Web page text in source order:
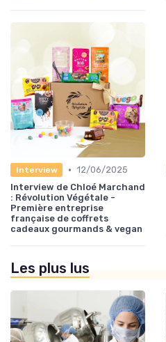
Interview • 12/06/2025
Interview de Chloé Marchand
: Révolution Végétale -
Première entreprise
française de coffrets
cadeaux gourmands & vegan
Les plus lus